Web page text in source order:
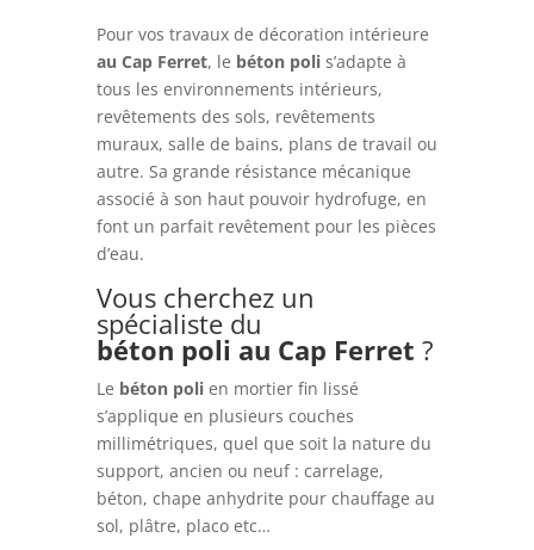
Pour vos travaux de décoration intérieure
au Cap Ferret, le béton polis’adapte à
tous les environnements intérieurs,
revêtements des sols, revêtements
muraux, salle de bains, plans de travail ou
autre. Sa grande résistance mécanique
associé à son haut pouvoir hydrofuge, en
font un parfait revêtement pour les pièces
d’eau.
Vous cherchez un
spécialiste du
béton poli au Cap Ferret ?
Le béton polien mortier fin lissé
s’applique en plusieurs couches
millimétriques, quel que soit la nature du
support, ancien ou neuf : carrelage,
béton, chape anhydrite pour chauffage au
sol, plâtre, placo etc…